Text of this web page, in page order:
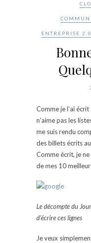
ENTREPRISE 2.0
Comme je l’ai
n’aime pas les
me suis rendu
des billets écrits
Comme écrit, je
de mes 10
Le décompte du
d’écrire ces lignes
Je veux